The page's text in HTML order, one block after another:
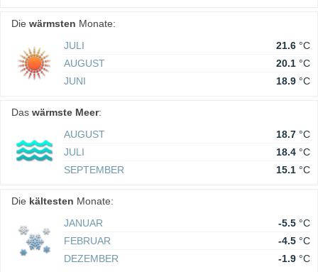
Die wärmsten Monate:
JULI
21.6 °C
AUGUST
20.1 °C
JUNI
18.9 °C
Das wärmste Meer:
AUGUST
18.7 °C
JULI
18.4 °C
SEPTEMBER
15.1 °C
Die kältesten Monate:
JANUAR
-5.5 °C
FEBRUAR
-4.5 °C
DEZEMBER
-1.9 °C